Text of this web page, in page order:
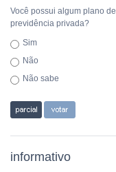
Você possui algum plano de
previdência privada?
Sim
Não
Não sabe
informativo